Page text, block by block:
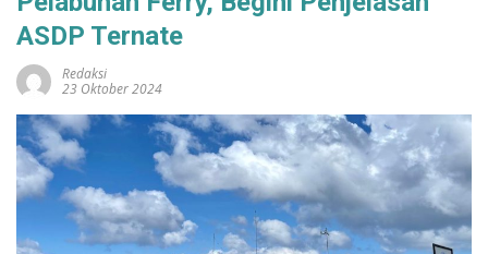
ASDP Ternate
Redaksi
23 Oktober 2024